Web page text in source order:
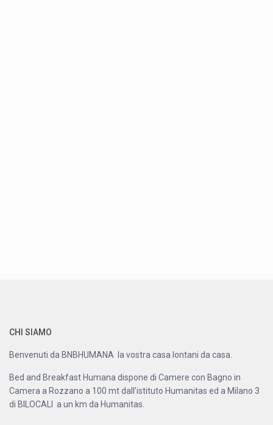
CHI SIAMO
Benvenuti da BNBHUMANA la vostra casa lontani da casa.
Bed and Breakfast Humana dispone di Camere con Bagno in
Camera a Rozzano a 100 mt dall’istituto Humanitas ed a Milano 3
di BILOCALI a un km da Humanitas.